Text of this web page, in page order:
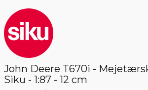
John Deere T670i -
Siku - 1:87 - 12 cm